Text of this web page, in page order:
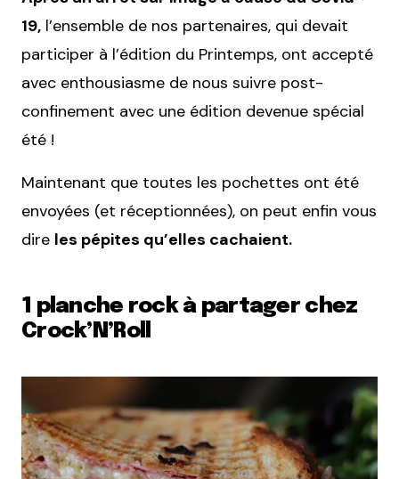
19, l’ensemble de nos partenaires, qui devait
participer à l’édition du Printemps, ont accepté
avec enthousiasme de nous suivre post-
confinement avec une édition devenue spécial
été !
Maintenant que toutes les pochettes ont été
envoyées (et réceptionnées), on peut enfin vous
dire les pépites qu’elles cachaient.
1 planche rock à partager chez
Crock’N’Roll